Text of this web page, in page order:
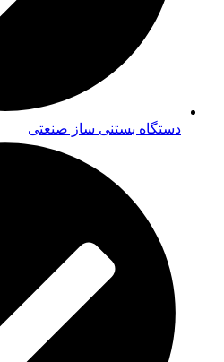
دستگاه بستنی ساز صنعتی